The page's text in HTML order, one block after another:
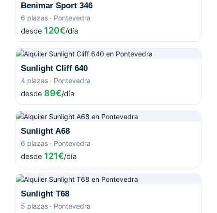
Benimar Sport 346
6 plazas · Pontevedra
desde 120€/día
Sunlight Cliff 640
4 plazas · Pontevedra
desde 89€/día
Sunlight A68
6 plazas · Pontevedra
desde 121€/día
Sunlight T68
5 plazas · Pontevedra